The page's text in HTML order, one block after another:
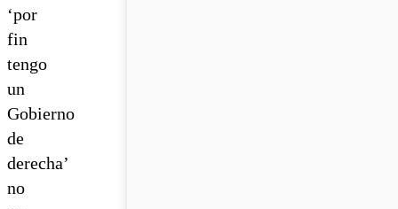
‘por
fin
tengo
un
Gobierno
de
derecha’
no